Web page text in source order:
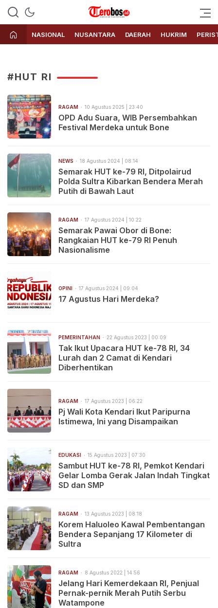
Terobos.id – Kabar terkini dari
Indonesia
Media siber yang menyajikan
berita terbaru dan kabar terkini
dari Indonesia untuk dunia
NASIONAL NUSANTARA DAERAH HUKRIM
#HUT RI
RAGAM 10 Agustus 2025 | 23:40
OPD Adu Suara, WIB Persembahkan
Festival Merdeka untuk Bone
NEWS 18 Agustus 2024 | 08:14
Semarak HUT ke-79 RI, Ditpolairud
Polda Sultra Kibarkan Bendera Merah
Putih di Bawah Laut
RAGAM 17 Agustus 2024 | 10:22
Semarak Pawai Obor di Bone:
Rangkaian HUT ke-79 RI Penuh
Nasionalisme
OPINI 17 Agustus 2024 | 09:04
17 Agustus Hari Merdeka?
PEMERINTAHAN 22 Agustus 2023 | 00:09
Tak Ikut Upacara HUT ke-78 RI, 34
Lurah dan 2 Camat di Kendari
Diberhentikan
RAGAM 17 Agustus 2023 | 06:22
Pj Wali Kota Kendari Ikut Paripurna
Istimewa, Ini yang Disampaikan
EDUKASI 15 Agustus 2023 | 07:30
Sambut HUT ke-78 RI, Pemkot Kendari
Gelar Lomba Gerak Jalan Indah Tingkat
SD dan SMP
RAGAM 13 Agustus 2023 | 08:18
Korem Haluoleo Kawal Pembentangan
Bendera Sepanjang 17 Kilometer di
Sultra
RAGAM 8 Agustus 2022 | 14:56
Jelang Hari Kemerdekaan RI, Penjual
Pernak-pernik Merah Putih Serbu
Watampone